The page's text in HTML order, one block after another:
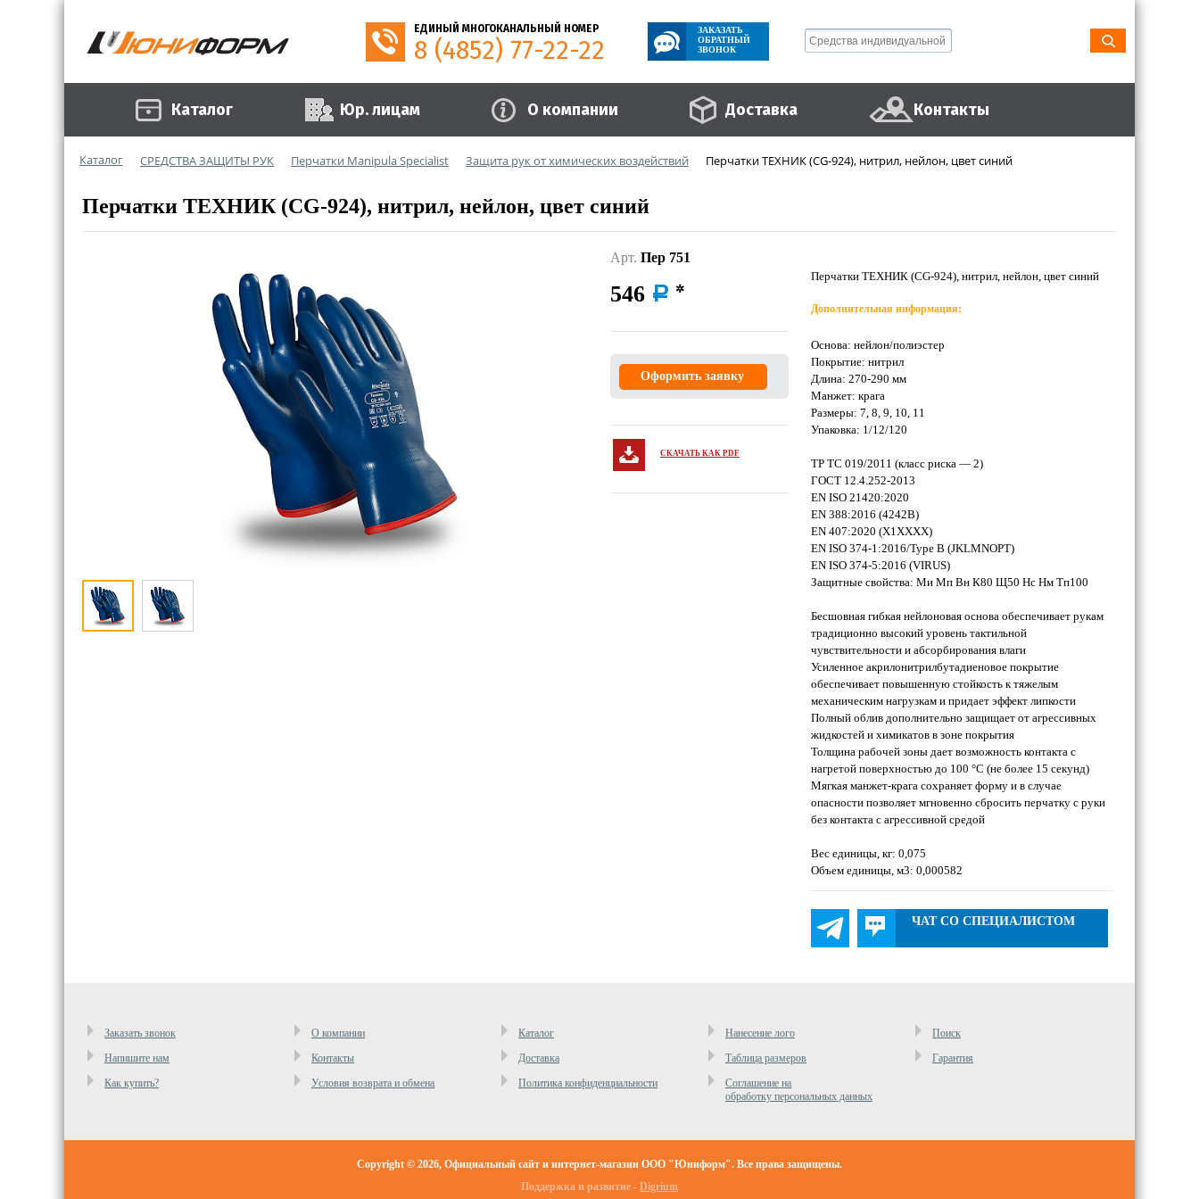
ЕДИНЫЙ МНОГОКАНАЛЬНЫЙ НОМЕР
8 (4852) 77-22-22
ЗАКАЗАТЬ
ОБРАТНЫЙ
ЗВОНОК
Каталог Юр. лицам О компании Доставка Контакты
Каталог СРЕДСТВА ЗАЩИТЫ РУК Перчатки Manipula Specialist Защита рук от химических воздействий Перчатки ТЕХНИК (CG-924), нитрил, нейлон, цвет синий
Перчатки ТЕХНИК (CG-924), нитрил, нейлон, цвет синий
Арт. Пер 751
546 a
Оформить заявку
СКАЧАТЬ КАК PDF
Перчатки ТЕХНИК (CG-924), нитрил, нейлон, цвет синий
Дополнительная информация:
Основа: нейлон/полиэстер
Покрытие: нитрил
Длина: 270-290 мм
Манжет: крага
Размеры: 7, 8, 9, 10, 11
Упаковка: 1/12/120
ТР ТС 019/2011 (класс риска — 2)
ГОСТ 12.4.252-2013
EN ISO 21420:2020
EN 388:2016 (4242B)
EN 407:2020 (X1XXXX)
EN ISO 374-1:2016/Type B (JKLMNOPT)
EN ISO 374-5:2016 (VIRUS)
Защитные свойства: Ми Мп Вн К80 Щ50 Нс Нм Тп100
Бесшовная гибкая нейлоновая основа обеспечивает рукам
традиционно высокий уровень тактильной
чувствительности и абсорбирования влаги
Усиленное акрилонитрилбутадиеновое покрытие
обеспечивает повышенную стойкость к тяжелым
механическим нагрузкам и придает эффект липкости
Полный облив дополнительно защищает от агрессивных
жидкостей и химикатов в зоне покрытия
Толщина рабочей зоны дает возможность контакта с
нагретой поверхностью до 100 °С (не более 15 секунд)
Мягкая манжет-крага сохраняет форму и в случае
опасности позволяет мгновенно сбросить перчатку с руки
без контакта с агрессивной средой
Вес единицы, кг: 0,075
Объем единицы, м3: 0,000582
ЧАТ СО СПЕЦИАЛИСТОМ
Заказать звонок О компании Каталог Нанесение лого
Поиск
Напишите нам
Контакты Доставка Таблица размеров
Гарантия
Как купить?
Условия возврата и обмена Политика конфиденциальности
Cоглашение на
обработку персональных данных
Copyright © 2026, Официальный сайт и интернет-магазин ООО "Юниформ". Все права защищены.
Поддержка и развитие - Digrium